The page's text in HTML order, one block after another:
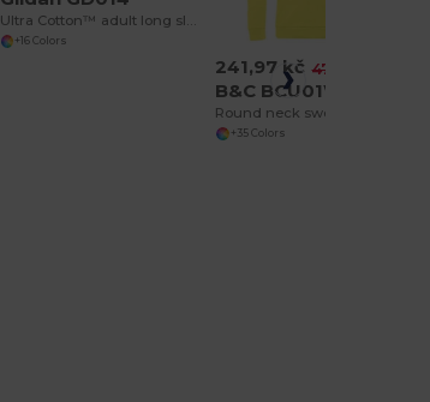
Ultra Cotton™ adult long sleeve t-shirt
+16 Colors
241,97 kč 470,54 kč
B&C BCU01W
Round neck sweatshirt
+35 Colors